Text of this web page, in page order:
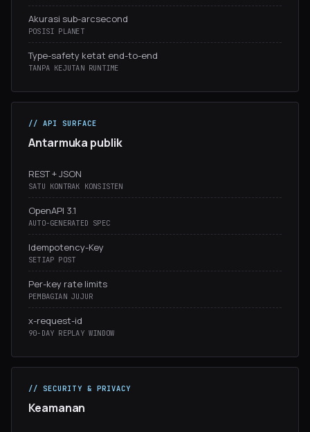
Akurasi sub-arcsecond
POSISI PLANET
Type-safety ketat end-to-end
TANPA KEJUTAN RUNTIME
// API SURFACE
Antarmuka publik
REST + JSON
SATU KONTRAK KONSISTEN
OpenAPI 3.1
AUTO-GENERATED SPEC
Idempotency-Key
SETIAP POST
Per-key rate limits
PEMBAGIAN JUJUR
x-request-id
90-DAY REPLAY WINDOW
// SECURITY & PRIVACY
Keamanan